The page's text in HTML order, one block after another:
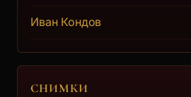
Иван Кондов
СНИМКИ